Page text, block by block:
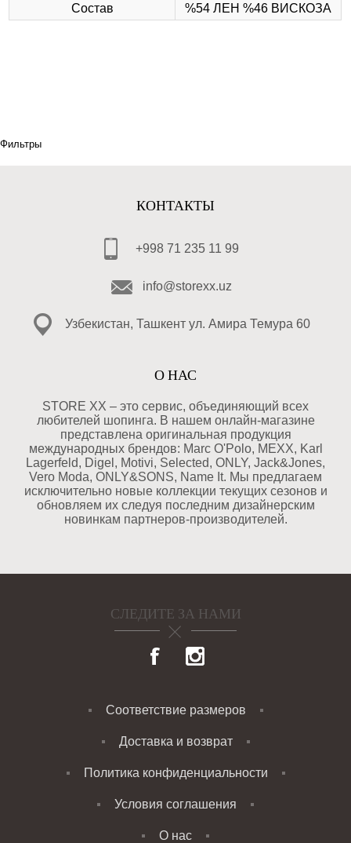
Состав
%54 ЛЕН %46 ВИСКОЗА
Фильтры
КОНТАКТЫ
+998 71 235 11 99
info@storexx.uz
Узбекистан, Ташкент ул. Амира Темура 60
О НАС
STORE XX – это сервис, объединяющий всех
любителей шопинга. В нашем онлайн-магазине
представлена оригинальная продукция
международных брендов: Marc O'Polo, MEXX, Karl
Lagerfeld, Digel, Motivi, Selected, ONLY, Jack&Jones,
Vero Moda, ONLY&SONS, Name It. Мы предлагаем
исключительно новые коллекции текущих сезонов и
обновляем их следуя последним дизайнерским
новинкам партнеров-производителей.
СЛЕДИТЕ ЗА НАМИ
Соответствие размеров
Доставка и возврат
Политика конфиденциальности
Условия соглашения
О нас